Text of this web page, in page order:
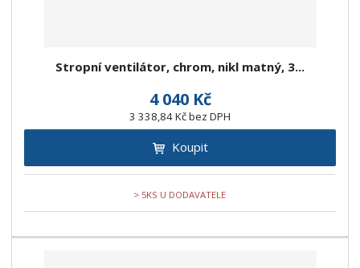
Stropní ventilátor, chrom, nikl matný, 3...
4 040 Kč
3 338,84 Kč bez DPH
Koupit
> 5KS U DODAVATELE